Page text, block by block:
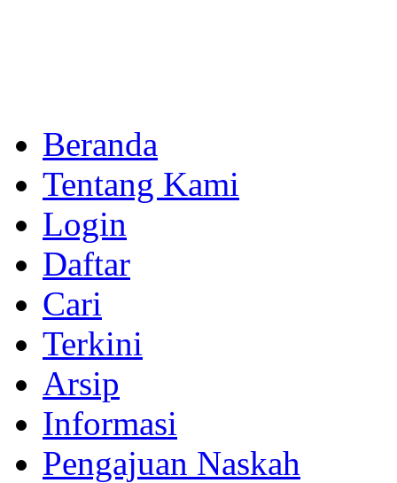
Beranda
Tentang Kami
Login
Daftar
Cari
Terkini
Arsip
Informasi
Pengajuan Naskah